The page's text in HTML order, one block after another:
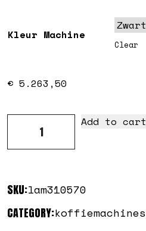
Kleur Machine
Clear
€ 5.263,50
Marzocco
linea
Add to cart
SKU:lam310570
CATEGORY:koffiemachines